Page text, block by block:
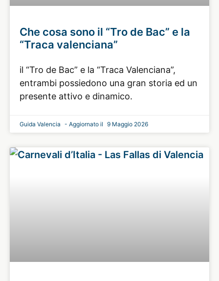
Che cosa sono il “Tro de Bac” e la
“Traca valenciana”
il “Tro de Bac” e la “Traca Valenciana”,
entrambi possiedono una gran storia ed un
presente attivo e dinamico.
Guida Valencia 9 Maggio 2026